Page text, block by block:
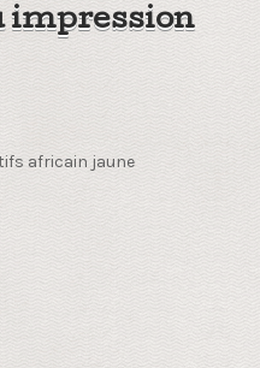
impression
africain jaune